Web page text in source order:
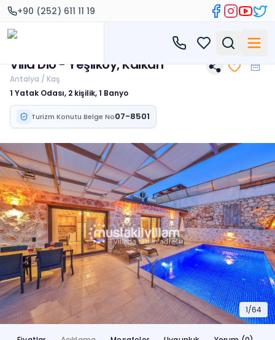
+90 (252) 611 11 19
Villa Dio - Yeşilköy, Kalkan
Antalya / Kaş
1 Yatak Odası, 2 kişilik, 1 Banyo
Turizm Konutu Belge No07-8501
1/64